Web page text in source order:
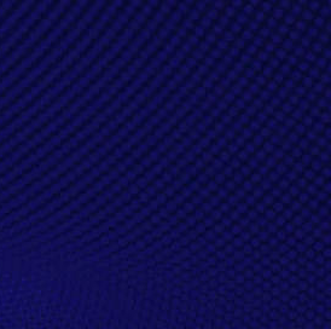
فیلتر بر اساس قیمت
صافی